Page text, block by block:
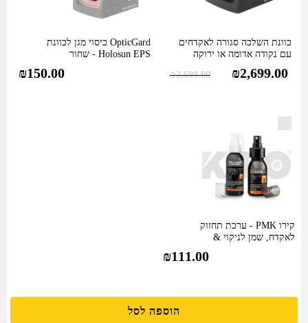
2
6
(Holosun
כוונת השלכה סגורה לאקדחים
עם נקודה אדומה או ירוקה
₪2,699.00 ₪2,699.00
OpticGard כיסוי מגן לכוונת
Holosun EPS - שחור
₪150.00
קירו PMK - ערכת תחזוק
לאקדח, שמן לניקוי &
₪111.00
הוספה לסל